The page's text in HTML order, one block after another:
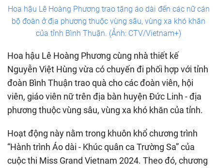
Hoa hậu Lê Hoàng Phương trao tặng áo dài đến các nữ cán
bộ đoàn ở địa phương thuộc vùng sâu, vùng xa khó khăn
của tỉnh Bình Thuận. (Ảnh: CTV/Vietnam+)
Hoa hậu Lê Hoàng Phương cùng nhà thiết kế
Nguyễn Việt Hùng vừa có chuyến đi phối hợp với tỉnh
đoàn Bình Thuận trao quà cho các đoàn viên, hội
viên, giáo viên nữ trên địa bàn huyện Đức Linh - địa
phương thuộc vùng sâu, vùng xa khó khăn của tỉnh.
Hoạt động này nằm trong khuôn khổ chương trình
“Hành trình Áo dài - Khúc quân ca Trường Sa” của
cuộc thi Miss Grand Vietnam 2024. Theo đó, chương